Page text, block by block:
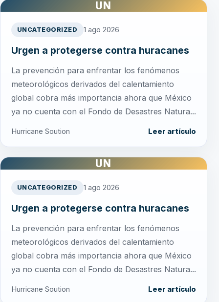
UN
UNCATEGORIZED 1 ago 2026
Urgen a protegerse contra huracanes
La prevención para enfrentar los fenómenos
meteorológicos derivados del calentamiento
global cobra más importancia ahora que México
ya no cuenta con el Fondo de Desastres Natura...
Hurricane Soution Leer artículo
UN
UNCATEGORIZED 1 ago 2026
Urgen a protegerse contra huracanes
La prevención para enfrentar los fenómenos
meteorológicos derivados del calentamiento
global cobra más importancia ahora que México
ya no cuenta con el Fondo de Desastres Natura...
Hurricane Soution Leer artículo